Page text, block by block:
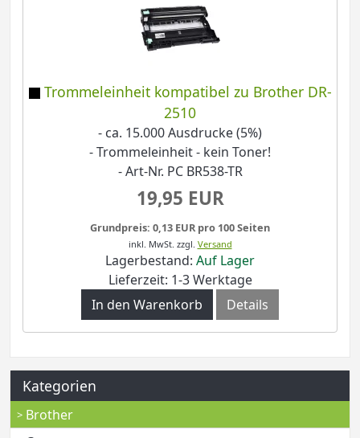
Trommeleinheit kompatibel zu Brother DR-
2510
- ca. 15.000 Ausdrucke (5%)
- Trommeleinheit - kein Toner!
- Art-Nr. PC BR538-TR
19,95 EUR
Grundpreis: 0,13 EUR pro 100 Seiten
inkl. MwSt. zzgl. Versand
Lagerbestand: Auf Lager
Lieferzeit: 1-3 Werktage
In den Warenkorb
Details
Kategorien
Brother